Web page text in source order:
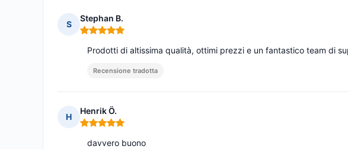
S
Stephan B.
Nota: 5 su 5
Prodotti di altissima qualità, ottimi prezzi e un fantastico team di
Recensione tradotta
H
Henrik Ö.
Nota: 5 su 5
davvero buono